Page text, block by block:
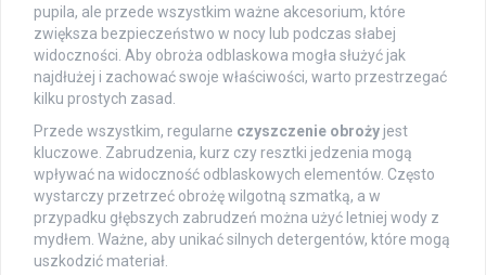
pupila, ale przede wszystkim ważne akcesorium, które
zwiększa bezpieczeństwo w nocy lub podczas słabej
widoczności. Aby obroża odblaskowa mogła służyć jak
najdłużej i zachować swoje właściwości, warto przestrzegać
kilku prostych zasad.
Przede wszystkim, regularne czyszczenie obroży jest
kluczowe. Zabrudzenia, kurz czy resztki jedzenia mogą
wpływać na widoczność odblaskowych elementów. Często
wystarczy przetrzeć obrożę wilgotną szmatką, a w
przypadku głębszych zabrudzeń można użyć letniej wody z
mydłem. Ważne, aby unikać silnych detergentów, które mogą
uszkodzić materiał.